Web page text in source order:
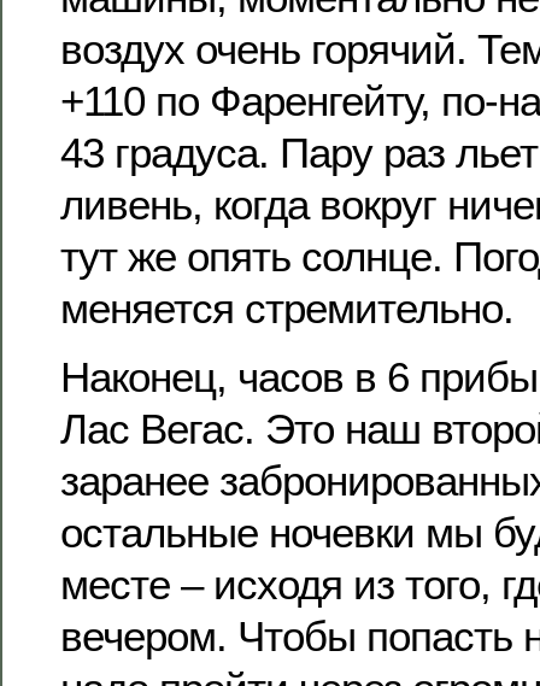
воздух очень горячий.
+110 по Фаренгейту, по-
43 градуса. Пару раз
ливень, когда вокруг
тут же опять солнце.
меняется стремительно.
Наконец, часов в 6
Лас Вегас. Это наш
заранее
остальные ночевки мы
месте – исходя из того,
вечером. Чтобы попасть